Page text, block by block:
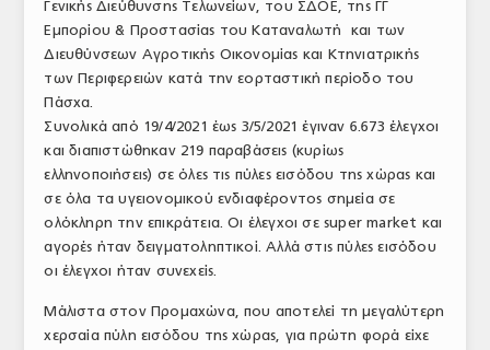
ΕΜΠΟΡΙΚΟΙ ΑΝΤΙΠΡΟΣΩΠΟΙ
ΕΥΡΩΠΑΪΚΗ ΝΟΜΟΘΕΣΙΑ
ΤΟ ΠΕΡΙΟΔΙΚΟ
Profile
ΣΥΝΕΔΡΙΟ ΚΡΕΑΤΟΣ
Γενικής Διεύθυνσης Τελωνείων, του ΣΔΟΕ, της ΓΓ
Εμπορίου & Προστασίας του Καταναλωτή και των
Διευθύνσεων Αγροτικής Οικονομίας και Κτηνιατρικής
των Περιφερειών κατά την εορταστική περίοδο του
Πάσχα.
Συνολικά από 19/4/2021 έως 3/5/2021 έγιναν 6.673 έλεγχοι
και διαπιστώθηκαν 219 παραβάσεις (κυρίως
ελληνοποιήσεις) σε όλες τις πύλες εισόδου της χώρας και
σε όλα τα υγειονομικού ενδιαφέροντος σημεία σε
ολόκληρη την επικράτεια. Οι έλεγχοι σε super market και
αγορές ήταν δειγματοληπτικοί. Αλλά στις πύλες εισόδου
οι έλεγχοι ήταν συνεχείς.
Μάλιστα στον Προμαχώνα, που αποτελεί τη μεγαλύτερη
χερσαία πύλη εισόδου της χώρας, για πρώτη φορά είχε